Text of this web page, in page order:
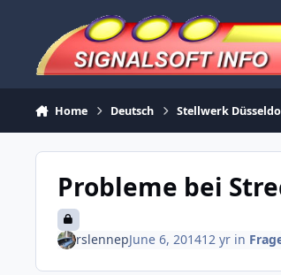
Home Deutsch Stellwerk
Probleme bei
rslennepJune 6, 201412 yrin